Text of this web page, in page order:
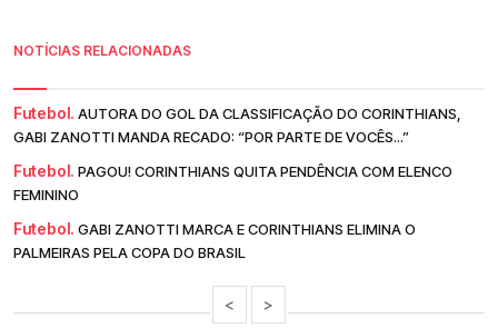
NOTÍCIAS RELACIONADAS
Futebol. AUTORA DO GOL DA CLASSIFICAÇÃO DO CORINTHIANS,
GABI ZANOTTI MANDA RECADO: “POR PARTE DE VOCÊS...”
Futebol. PAGOU! CORINTHIANS QUITA PENDÊNCIA COM ELENCO
FEMININO
Futebol. GABI ZANOTTI MARCA E CORINTHIANS ELIMINA O
PALMEIRAS PELA COPA DO BRASIL
< >